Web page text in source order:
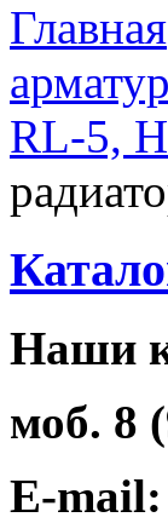
Главная
RL-5,
Наши
моб. 8
E-mail: